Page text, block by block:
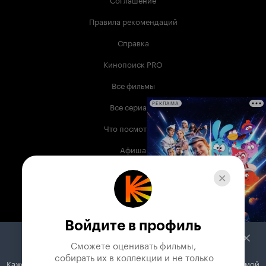
Правила рекомендаций
Справка
Кинопоиск PRO
Все фильмы
Все сериалы
Что посмотреть
Афиша
Музыка
Телепрограмма
Служба поддержки
РЕКЛАМА
Войдите в профиль
Сможете оценивать фильмы,
собирать их в коллекции и не только
Кажется, вы используете блокировщик рекламы. Вместе с рекламой